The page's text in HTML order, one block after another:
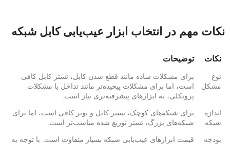
نکات مهم در انتخاب ابزار عیب‌یابی کابل شبکه
نکات توضیحات
نوع
مشکل
برای مشکلات ساده مانند قطع شدن کابل، تستر کابل کافی
است، اما برای مشکلات پیچیده‌تر مانند تداخل یا مشکلات
پروتکلی، به ابزارهای پیشرفته‌تری نیاز است.
اندازه
شبکه
برای شبکه‌های کوچک، تستر کابل و تونر کافی است، اما برای
شبکه‌های بزرگ، تستر توزیع شده مناسب‌تر است.
بودجه
قیمت ابزارهای عیب‌یابی شبکه بسیار متفاوت است. با توجه به